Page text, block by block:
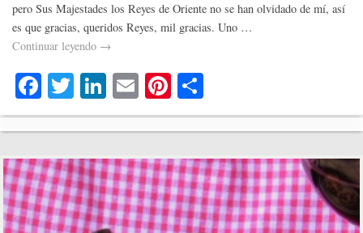
pero Sus Majestades los Reyes de Oriente no se han olvidado de mí, así
es que gracias, queridos Reyes, mil gracias. Uno …
Continuar leyendo →
Fa
ce
bo
ok
T
wi
tte
r
Li
nk
ed
In
E
m
ail
Pi
nt
er
es
t
o
m
pa
rti
r